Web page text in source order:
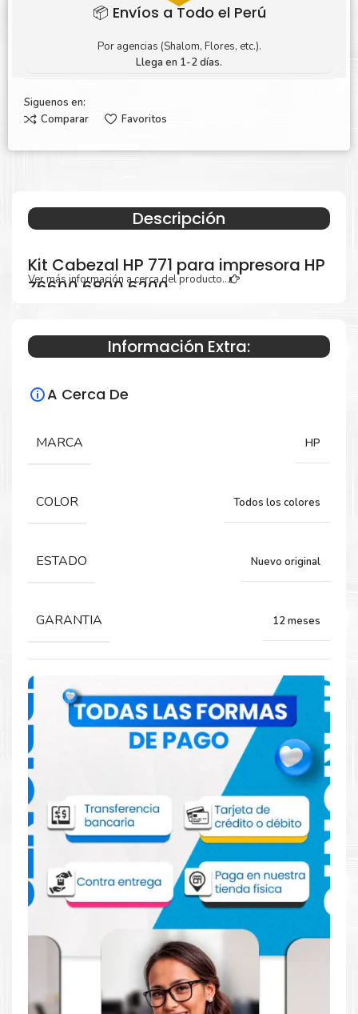
📦 Envíos a Todo el Perú
Por agencias (Shalom, Flores, etc.).
Llega en 1-2 días.
Siguenos en:
Comparar
Favoritos
Descripción
Kit Cabezal HP 771 para impresora HP
Z6600 6800 6200
Especificaciones Técnicas
Para impresoras:
Z6600 Z6800 Z6200.
Comprar Kit Cabezal HP 771 para
impresora HP Z6600 6800 6200
Aprovecha nuestra experiencia y atención para adquirir tus
productos. Tenemos promociones todos los días. Escríbenos o
visítanos hoy para encontrar la solución perfecta para tu
impresora
HP, como la
Kit Cabezal HP 771 para impresoras
Z6600 Z6800 Z6200.
Dónde comprar Cabezal para impresora
HP Z6600 6800 6200 en Lima o para
provincia
Tienda autorizada porHP. Descubre la mejor manera de
abastecerte deKit Cabezal HP 771 para impresora HP
Ver más información a cerca del producto...
Información Extra:
A Cerca De
MARCA HP
COLOR Todos los colores
ESTADO Nuevo original
GARANTIA 12 meses